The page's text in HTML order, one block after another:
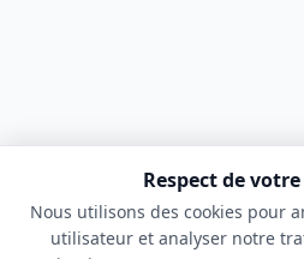
Respect de
Nous utilisons des cookies pour
utilisateur et analyser notre